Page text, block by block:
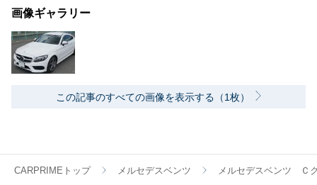
画像ギャラリー
この記事のすべての画像を表示する（1枚）
CARPRIMEトップ メルセデスベンツ メルセデスベンツ Ｃ